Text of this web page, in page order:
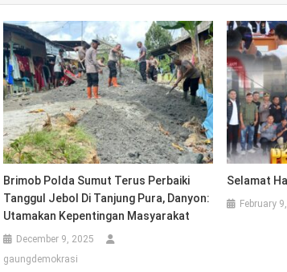
Brimob Polda Sumut Terus Perbaiki
Tanggul Jebol Di Tanjung Pura, Danyon:
Utamakan Kepentingan Masyarakat
December 9, 2025
gaungdemokrasi
Selamat
February